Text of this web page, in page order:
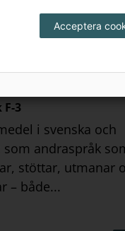
F-3
i svenska och
som andraspråk
stöttar, utmanar
– både...
Acceptera